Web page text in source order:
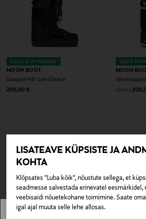
LISATEAVE KÜPSISTE JA
KOHTA
Klõpsates "Luba kõik", nõustute sellega, et
seadmesse salvestada erinevatel eesmärkidel,
veebisaidi nõuetekohane toimimine. Saate
igal ajal muuta selle lehe allosas.
EELIS KUPONGIGA
MOON BOOT
Saapad MB Icon Glance
Original Price
230,00 €
EELIS
MOON
alates